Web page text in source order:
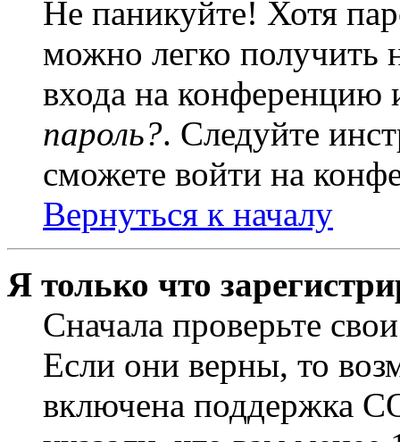
Не паникуйте! Хотя
можно легко получить
входа на
пароль?. Следуйте
сможете войти на
Вернуться к началу
Я только что
Сначала проверьте
Если они верны, то
включена поддержка